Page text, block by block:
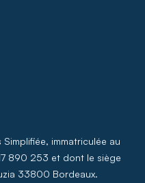
immatriculée au
890 253 et dont le siège
33800 Bordeaux.